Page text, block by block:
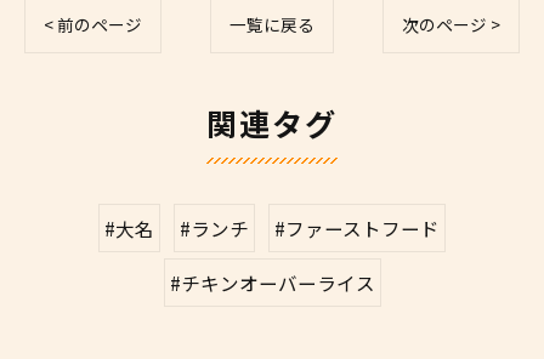
< 前のページ 一覧に戻る 次のページ >
関連タグ
#大名 #ランチ #ファーストフード
#チキンオーバーライス